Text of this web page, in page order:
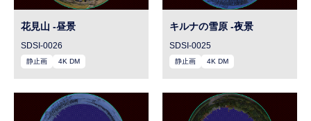
花見山 -昼景
SDSI-0026
静止画 4K DM
キルナの雪原 -夜景
SDSI-0025
静止画 4K DM